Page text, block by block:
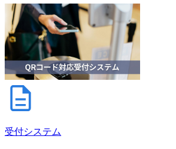
受付システム